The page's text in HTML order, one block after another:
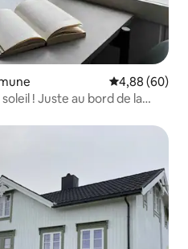
Évaluation
4,88 (60)
! Juste au bord de la